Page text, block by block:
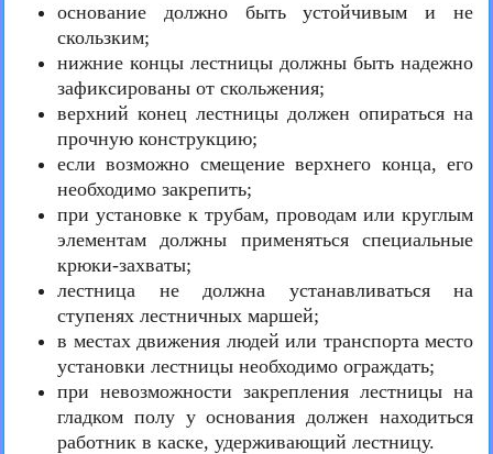
основание должно быть устойчивым и не
скользким;
нижние концы лестницы должны быть надежно
зафиксированы от скольжения;
верхний конец лестницы должен опираться на
прочную конструкцию;
если возможно смещение верхнего конца, его
необходимо закрепить;
при установке к трубам, проводам или круглым
элементам должны применяться специальные
крюки-захваты;
лестница не должна устанавливаться на
ступенях лестничных маршей;
в местах движения людей или транспорта место
установки лестницы необходимо ограждать;
при невозможности закрепления лестницы на
гладком полу у основания должен находиться
работник в каске, удерживающий лестницу.